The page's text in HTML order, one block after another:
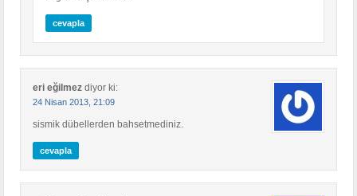
cevapla
eri eğilmez diyor ki:
24 Nisan 2013, 21:09
sismik dübellerden bahsetmediniz.
cevapla